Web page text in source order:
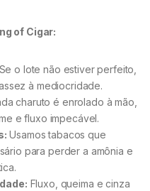
of Cigar:
Se o lote não estiver perfeito,
à mediocridade.
charuto é enrolado à mão,
e fluxo impecável.
Usamos tabacos que
para perder a amônia e
Fluxo, queima e cinza